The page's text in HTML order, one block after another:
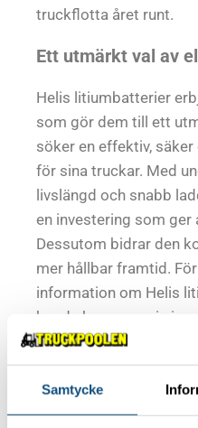
Samtycke
truckflotta året runt.
Ett utmärkt val av
Helis litiumbatterier
som gör dem till ett
söker en effektiv,
för sina truckar. Med
livslängd och snabb
en investering som ger
Dessutom bidrar den
mer hållbar framtid.
information om Helis
hur de kan passa in i er
på Truckpoolen